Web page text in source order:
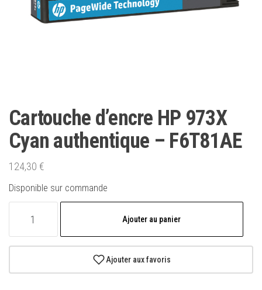
Cartouche d’encre HP 973X
Cyan authentique – F6T81AE
124,30 €
Disponible sur commande
HP
Ajouter au panier
Ajouter aux favoris